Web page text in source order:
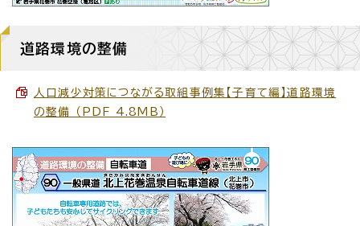
道路環境の整備
人口減少対策につながる取組事例集【子育て編】道路環境
の整備 （PDF 4.8MB）